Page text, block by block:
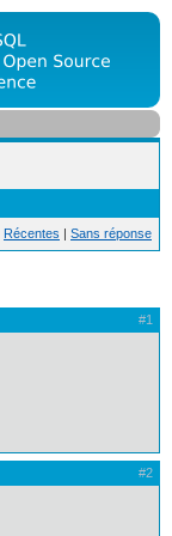
Récentes | Sans réponse
#1
#2